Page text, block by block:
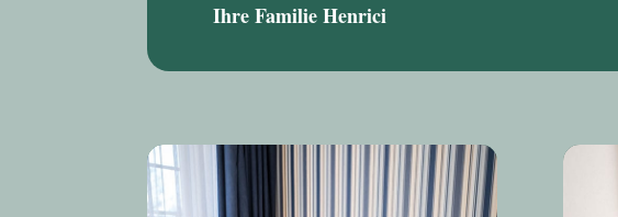
Ihre Familie Henrici